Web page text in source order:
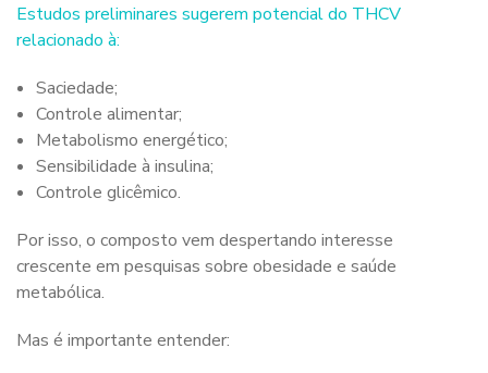
Estudos preliminares sugerem potencial do THCV
relacionado à:
Saciedade;
Controle alimentar;
Metabolismo energético;
Sensibilidade à insulina;
Controle glicêmico.
Por isso, o composto vem despertando interesse
crescente em pesquisas sobre obesidade e saúde
metabólica.
Mas é importante entender: